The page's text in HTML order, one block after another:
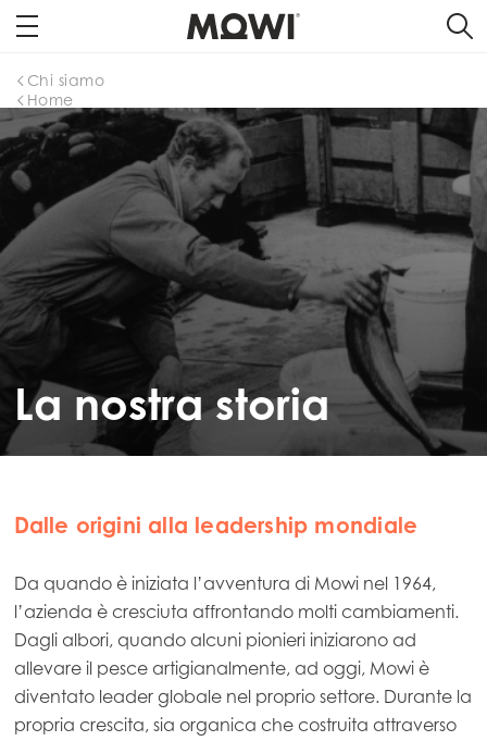
Home
Chi siamo
La nostra storia
Dalle origini alla leadership mondiale
Da quando è iniziata l’avventura di Mowi nel 1964,
l’azienda è cresciuta affrontando molti cambiamenti.
Dagli albori, quando alcuni pionieri iniziarono ad
allevare il pesce artigianalmente, ad oggi, Mowi è
diventato leader globale nel proprio settore. Durante la
propria crescita, sia organica che costruita attraverso